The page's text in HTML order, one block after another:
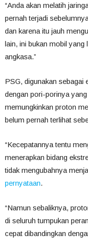
“Anda akan melatih
pernah terjadi
dan karena itu jauh
lain, ini bukan mobil yang
angkasa.”
PSG, digunakan sebagai
dengan pori-porinya
memungkinkan proton
belum pernah terlihat
“Kecepatannya tentu
menerapkan bidang
tidak mengubahnya
pernyataan.
“Namun sebaliknya,
di seluruh tumpukan
cepat dibandingkan